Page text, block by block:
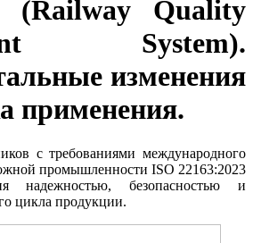
(Railway Quality
System).
изменения
применения.
с требованиями международного
промышленности ISO 22163:2023
надежностью, безопасностью и
цикла продукции.